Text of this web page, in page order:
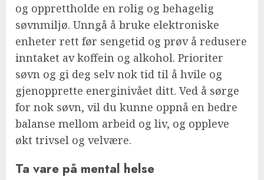
og opprettholde en rolig og behagelig
søvnmiljø. Unngå å bruke elektroniske
enheter rett før sengetid og prøv å redusere
inntaket av koffein og alkohol. Prioriter
søvn og gi deg selv nok tid til å hvile og
gjenopprette energinivået ditt. Ved å sørge
for nok søvn, vil du kunne oppnå en bedre
balanse mellom arbeid og liv, og oppleve
økt trivsel og velvære.
Ta vare på mental helse